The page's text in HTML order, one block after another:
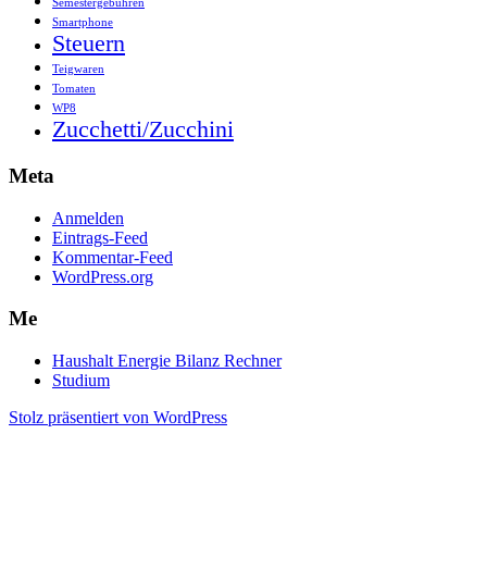
Semestergebühren
Smartphone
Steuern
Teigwaren
Tomaten
WP8
Zucchetti/Zucchini
Meta
Anmelden
Eintrags-Feed
Kommentar-Feed
WordPress.org
Me
Haushalt Energie Bilanz Rechner
Studium
Stolz präsentiert von WordPress